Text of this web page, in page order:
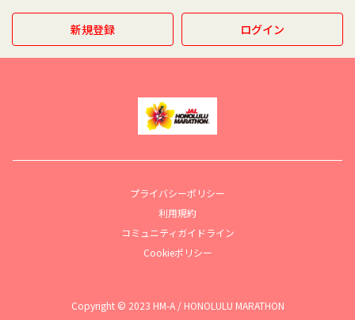
新規登録 ログイン
プライバシーポリシー
利用規約
コミュニティガイドライン
Cookieポリシー
Copyright © 2023 HM-A / HONOLULU MARATHON